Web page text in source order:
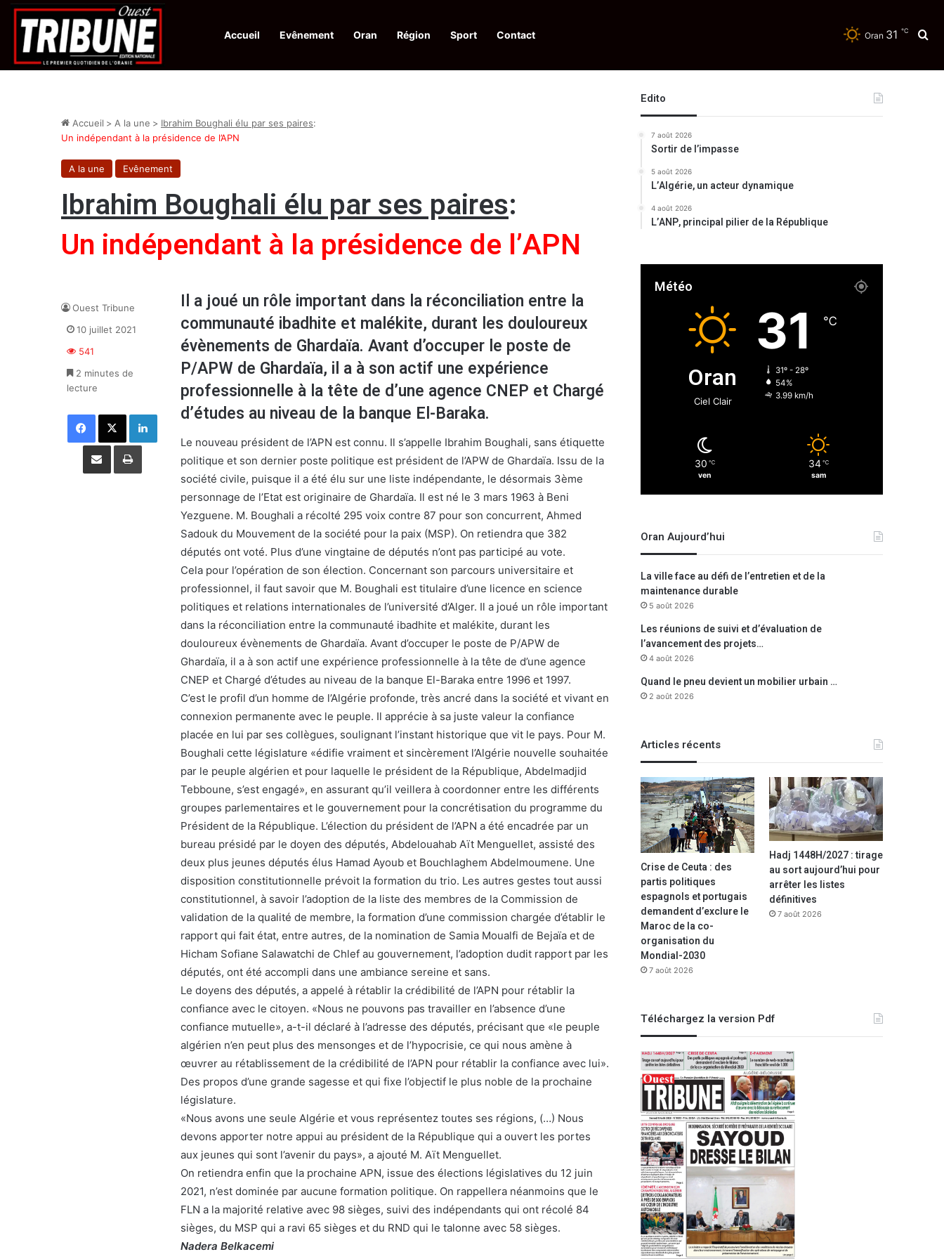
Accueil Evênement Oran Région Sport Contact Oran 31 ℃
Infos en Direct: Hadj 1448H/2027 : tirage au sort aujourd’hui pour arrêter les listes définitives
Accueil > A la une > Ibrahim Boughali élu par ses paires:
Un indépendant à la présidence de l’APN
A la une Evênement
Ibrahim Boughali élu par ses paires:
Un indépendant à la présidence de l’APN
Il a joué un rôle important dans la réconciliation entre la
communauté ibadhite et malékite, durant les douloureux
évènements de Ghardaïa. Avant d’occuper le poste de
P/APW de Ghardaïa, il a à son actif une expérience
professionnelle à la tête de d’une agence CNEP et Chargé
d’études au niveau de la banque El-Baraka.
Le nouveau président de l’APN est connu. Il s’appelle Ibrahim Boughali, sans étiquette
politique et son dernier poste politique est président de l’APW de Ghardaïa. Issu de la
société civile, puisque il a été élu sur une liste indépendante, le désormais 3ème
personnage de l’Etat est originaire de Ghardaïa. Il est né le 3 mars 1963 à Beni
Yezguene. M. Boughali a récolté 295 voix contre 87 pour son concurrent, Ahmed
Sadouk du Mouvement de la société pour la paix (MSP). On retiendra que 382
députés ont voté. Plus d’une vingtaine de députés n’ont pas participé au vote.
Cela pour l’opération de son élection. Concernant son parcours universitaire et
professionnel, il faut savoir que M. Boughali est titulaire d’une licence en science
politiques et relations internationales de l’université d’Alger. Il a joué un rôle important
dans la réconciliation entre la communauté ibadhite et malékite, durant les
douloureux évènements de Ghardaïa. Avant d’occuper le poste de P/APW de
Ghardaïa, il a à son actif une expérience professionnelle à la tête de d’une agence
CNEP et Chargé d’études au niveau de la banque El-Baraka entre 1996 et 1997.
C’est le profil d’un homme de l’Algérie profonde, très ancré dans la société et vivant en
connexion permanente avec le peuple. Il apprécie à sa juste valeur la confiance
placée en lui par ses collègues, soulignant l’instant historique que vit le pays. Pour M.
Boughali cette législature «édifie vraiment et sincèrement l’Algérie nouvelle souhaitée
par le peuple algérien et pour laquelle le président de la République, Abdelmadjid
Tebboune, s’est engagé», en assurant qu’il veillera à coordonner entre les différents
groupes parlementaires et le gouvernement pour la concrétisation du programme du
Président de la République. L’élection du président de l’APN a été encadrée par un
bureau présidé par le doyen des députés, Abdelouahab Aït Menguellet, assisté des
deux plus jeunes députés élus Hamad Ayoub et Bouchlaghem Abdelmoumene. Une
disposition constitutionnelle prévoit la formation du trio. Les autres gestes tout aussi
constitutionnel, à savoir l’adoption de la liste des membres de la Commission de
validation de la qualité de membre, la formation d’une commission chargée d’établir le
rapport qui fait état, entre autres, de la nomination de Samia Moualfi de Bejaïa et de
Hicham Sofiane Salawatchi de Chlef au gouvernement, l’adoption dudit rapport par les
députés, ont été accompli dans une ambiance sereine et sans.
Le doyens des députés, a appelé à rétablir la crédibilité de l’APN pour rétablir la
confiance avec le citoyen. «Nous ne pouvons pas travailler en l’absence d’une
confiance mutuelle», a-t-il déclaré à l’adresse des députés, précisant que «le peuple
algérien n’en peut plus des mensonges et de l’hypocrisie, ce qui nous amène à
œuvrer au rétablissement de la crédibilité de l’APN pour rétablir la confiance avec lui».
Des propos d’une grande sagesse et qui fixe l’objectif le plus noble de la prochaine
législature.
«Nous avons une seule Algérie et vous représentez toutes ses régions, (…) Nous
devons apporter notre appui au président de la République qui a ouvert les portes
aux jeunes qui sont l’avenir du pays», a ajouté M. Aït Menguellet.
On retiendra enfin que la prochaine APN, issue des élections législatives du 12 juin
2021, n’est dominée par aucune formation politique. On rappellera néanmoins que le
FLN a la majorité relative avec 98 sièges, suivi des indépendants qui ont récolé 84
sièges, du MSP qui a ravi 65 sièges et du RND qui le talonne avec 58 sièges.
Nadera Belkacemi
Ouest Tribune
10 juillet 2021
541
2 minutes de
lecture
Facebook X Linkedin
Partager par email Imprimer
Edito
7 août 2026
Sortir de l’impasse
5 août 2026
L’Algérie, un acteur dynamique
4 août 2026
L’ANP, principal pilier de la République
Météo
Oran
Ciel Clair
31 ℃
31º - 28º
54%
3.99 km/h
30 ℃
ven
34 ℃
sam
Oran Aujourd’hui
La ville face au défi de l’entretien et de la
maintenance durable
5 août 2026
Les réunions de suivi et d’évaluation de
l’avancement des projets…
4 août 2026
Quand le pneu devient un mobilier urbain …
2 août 2026
Articles récents
Crise de Ceuta : des
partis politiques
espagnols et portugais
demandent d’exclure le
Maroc de la co-
organisation du
Mondial-2030
7 août 2026
Hadj 1448H/2027 : tirage
au sort aujourd’hui pour
arrêter les listes
définitives
7 août 2026
Téléchargez la version Pdf